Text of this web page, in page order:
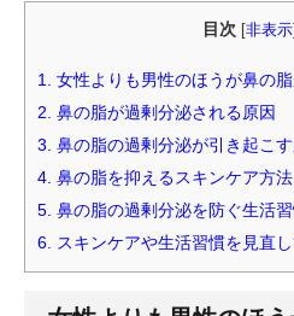
目次 非表示]
1. 女性よりも男性のほうが鼻の
2. 鼻の脂が過剰分泌される原因
3. 鼻の脂の過剰分泌が引き起こ
4. 鼻の脂を抑えるスキンケア方法
5. 鼻の脂の過剰分泌を防ぐ生活
6. スキンケアや生活習慣を見直